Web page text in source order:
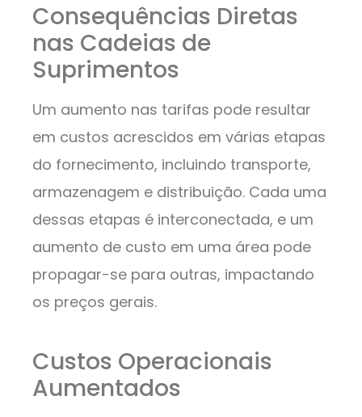
Consequências Diretas
nas Cadeias de
Suprimentos
Um aumento nas tarifas pode resultar
em custos acrescidos em várias etapas
do fornecimento, incluindo transporte,
armazenagem e distribuição. Cada uma
dessas etapas é interconectada, e um
aumento de custo em uma área pode
propagar-se para outras, impactando
os preços gerais.
Custos Operacionais
Aumentados